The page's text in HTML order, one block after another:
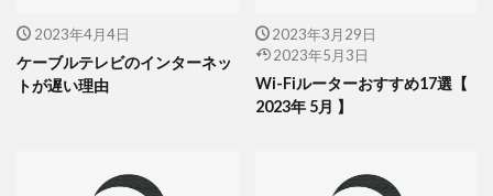
2023年4月4日
ケーブルテレビのインターネッ
トが遅い理由
2023年3月29日
2023年5月3日
Wi-Fiルーターおすすめ17選【
2023年 5月 】